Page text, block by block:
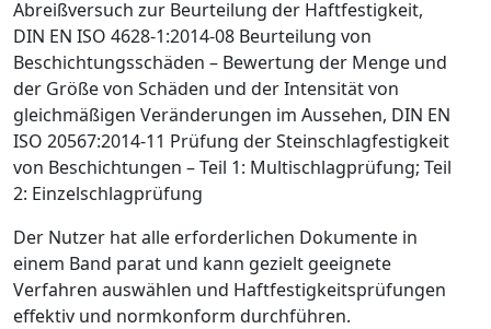
Abreißversuch zur Beurteilung der Haftfestigkeit,
DIN EN ISO 4628-1:2014-08 Beurteilung von
Beschichtungsschäden – Bewertung der Menge und
der Größe von Schäden und der Intensität von
gleichmäßigen Veränderungen im Aussehen, DIN EN
ISO 20567:2014-11 Prüfung der Steinschlagfestigkeit
von Beschichtungen – Teil 1: Multischlagprüfung; Teil
2: Einzelschlagprüfung
Der Nutzer hat alle erforderlichen Dokumente in
einem Band parat und kann gezielt geeignete
Verfahren auswählen und Haftfestigkeitsprüfungen
effektiv und normkonform durchführen.